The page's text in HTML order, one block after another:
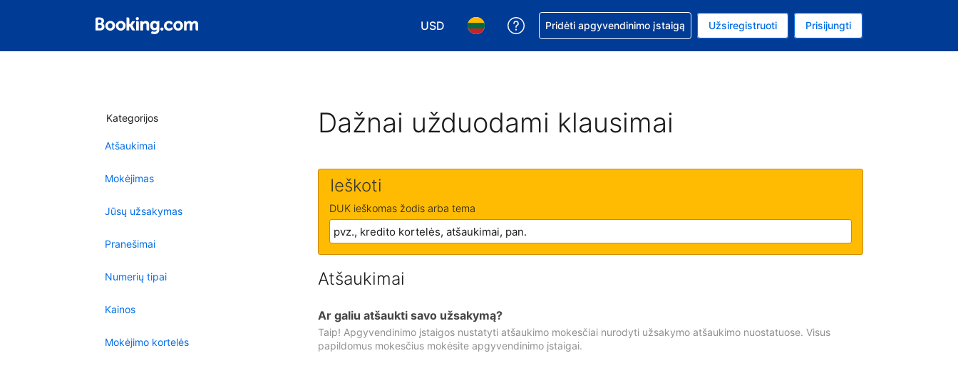
USD
Pasirinkite valiutą. Jūsų pasirinkta valiuta: Jungtinių Valstijų doleris
Pasirinkite kalbą. Jūsų pasirinkta kalba: Lietuvių
Pagalba dėl užsakymo
Pridėti apgyvendinimo įstaigą Užsiregistruoti Prisijungti
Kategorijos
Atšaukimai
Mokėjimas
Jūsų užsakymas
Pranešimai
Numerių tipai
Kainos
Mokėjimo kortelės
Dažnai užduodami klausimai
Ieškoti
DUK ieškomas žodis arba tema
Atšaukimai
Ar galiu atšaukti savo užsakymą?
Taip! Apgyvendinimo įstaigos nustatyti atšaukimo mokesčiai nurodyti užsakymo atšaukimo nuostatuose. Visus
papildomus mokesčius mokėsite apgyvendinimo įstaigai.